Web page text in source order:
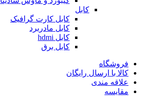
کابل
کابل کارت گرافیک
کابل مادربرد
کابل hdmi
کابل برق
فروشگاه
کالا با ارسال رایگان
علاقه مندی
مقایسه